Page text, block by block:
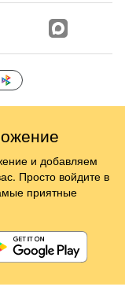
и добавляем
Просто войдите в
приятные